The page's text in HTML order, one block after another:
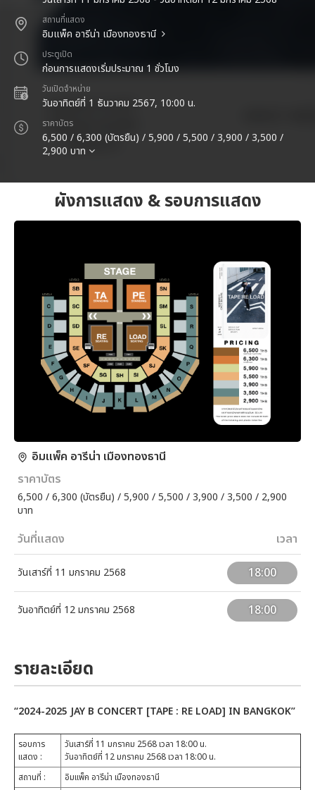
สถานที่แสดง
อิมแพ็ค อารีน่า เมืองทองธานี
ประตูเปิด
ก่อนการแสดงเริ่มประมาณ 1 ชั่วโมง
วันเปิดจำหน่าย
วันอาทิตย์ที่ 1 ธันวาคม 2567, 10:00 น.
ราคาบัตร
6,500 / 6,300 (บัตรยืน) / 5,900 / 5,500 / 3,900 / 3,500 /
2,900 บาท
ผังการแสดง & รอบการแสดง
อิมแพ็ค อารีน่า เมืองทองธานี
ราคาบัตร
6,500 / 6,300 (บัตรยืน) / 5,900 / 5,500 / 3,900 / 3,500 / 2,900
บาท
วันที่แสดง เวลา
วันเสาร์ที่ 11 มกราคม 2568 18:00
วันอาทิตย์ที่ 12 มกราคม 2568 18:00
รายละเอียด
“2024-2025 JAY B CONCERT [TAPE : RE LOAD] IN BANGKOK”
รอบการ
แสดง :
วันเสาร์ที่ 11 มกราคม 2568 เวลา 18:00 น.
วันอาทิตย์ที่ 12 มกราคม 2568 เวลา 18:00 น.
สถานที่ :
อิมแพ็ค อารีน่า เมืองทองธานี